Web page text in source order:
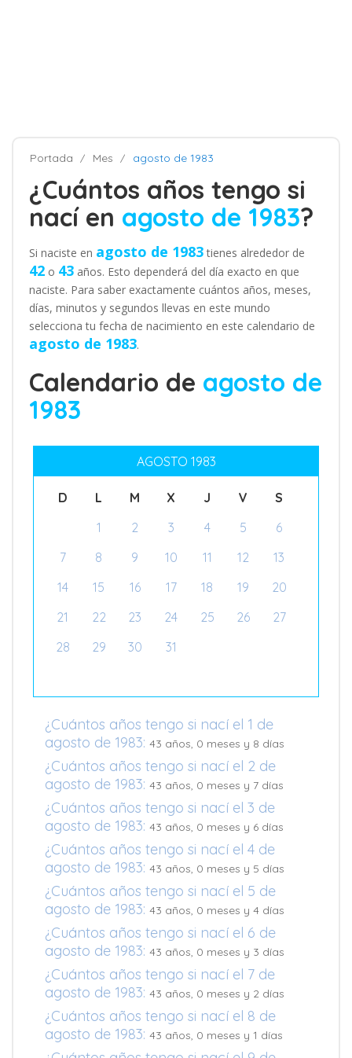
Portada Mes agosto de 1983
¿Cuántos años tengo si
nací en agosto de 1983?
Si naciste en agosto de 1983tienes alrededor de
42 o 43 años. Esto dependerá del día exacto en que
naciste. Para saber exactamente cuántos años, meses,
días, minutos y segundos llevas en este mundo
selecciona tu fecha de nacimiento en este calendario de
agosto de 1983.
Calendario de agosto de
1983
AGOSTO 1983
D L M X J V
S
1
2 3 4 5
6
7
8 9 10 11 12
13
14
15 16 17 18 19
20
21
22 23 24 25 26
27
28
29 30 31
¿Cuántos años tengo si nací el 1 de
agosto de 1983: 43 años, 0 meses y 8 días
¿Cuántos años tengo si nací el 2 de
agosto de 1983: 43 años, 0 meses y 7 días
¿Cuántos años tengo si nací el 3 de
agosto de 1983: 43 años, 0 meses y 6 días
¿Cuántos años tengo si nací el 4 de
agosto de 1983: 43 años, 0 meses y 5 días
¿Cuántos años tengo si nací el 5 de
agosto de 1983: 43 años, 0 meses y 4 días
¿Cuántos años tengo si nací el 6 de
agosto de 1983: 43 años, 0 meses y 3 días
¿Cuántos años tengo si nací el 7 de
agosto de 1983: 43 años, 0 meses y 2 días
¿Cuántos años tengo si nací el 8 de
agosto de 1983: 43 años, 0 meses y 1 días